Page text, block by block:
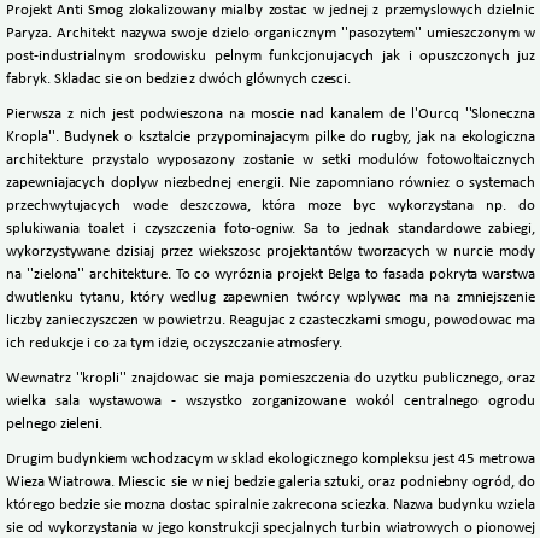
Projekt Anti Smog zlokalizowany mialby zostac w jednej z przemyslowych dzielnic
Paryza. Architekt nazywa swoje dzielo organicznym ''pasozytem'' umieszczonym w
post-industrialnym srodowisku pelnym funkcjonujacych jak i opuszczonych juz
fabryk. Skladac sie on bedzie z dwóch glównych czesci.
Pierwsza z nich jest podwieszona na moscie nad kanalem de l'Ourcq ''Sloneczna
Kropla''. Budynek o ksztalcie przypominajacym pilke do rugby, jak na ekologiczna
architekture przystalo wyposazony zostanie w setki modulów fotowoltaicznych
zapewniajacych doplyw niezbednej energii. Nie zapomniano równiez o systemach
przechwytujacych wode deszczowa, która moze byc wykorzystana np. do
splukiwania toalet i czyszczenia foto-ogniw. Sa to jednak standardowe zabiegi,
wykorzystywane dzisiaj przez wiekszosc projektantów tworzacych w nurcie mody
na ''zielona'' architekture. To co wyróznia projekt Belga to fasada pokryta warstwa
dwutlenku tytanu, który wedlug zapewnien twórcy wplywac ma na zmniejszenie
liczby zanieczyszczen w powietrzu. Reagujac z czasteczkami smogu, powodowac ma
ich redukcje i co za tym idzie, oczyszczanie atmosfery.
Wewnatrz ''kropli'' znajdowac sie maja pomieszczenia do uzytku publicznego, oraz
wielka sala wystawowa - wszystko zorganizowane wokól centralnego ogrodu
pelnego zieleni.
Drugim budynkiem wchodzacym w sklad ekologicznego kompleksu jest 45 metrowa
Wieza Wiatrowa. Miescic sie w niej bedzie galeria sztuki, oraz podniebny ogród, do
którego bedzie sie mozna dostac spiralnie zakrecona sciezka. Nazwa budynku wziela
sie od wykorzystania w jego konstrukcji specjalnych turbin wiatrowych o pionowej